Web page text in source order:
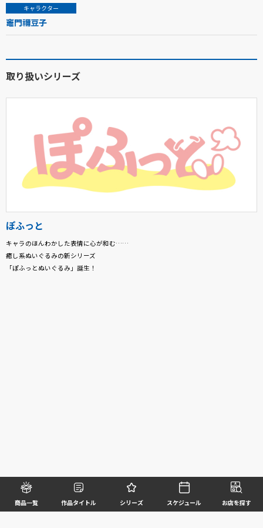
商品一覧 作品タイトル シリーズ スケジュール お店を探す
キャラクター
竈門禰豆子
取り扱いシリーズ
ぽふっと
キャラのほんわかした表情に心が和む……
癒し系ぬいぐるみの新シリーズ
「ぽふっとぬいぐるみ」誕生！